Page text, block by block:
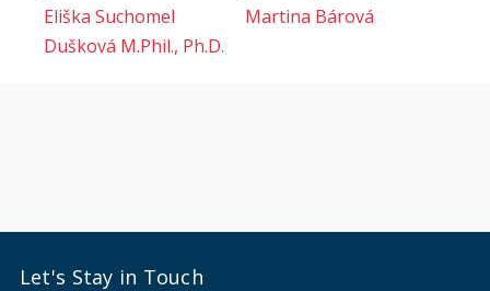
Eliška Suchomel
Dušková M.Phil., Ph.D.
Martina Bárová
Let's Stay in Touch